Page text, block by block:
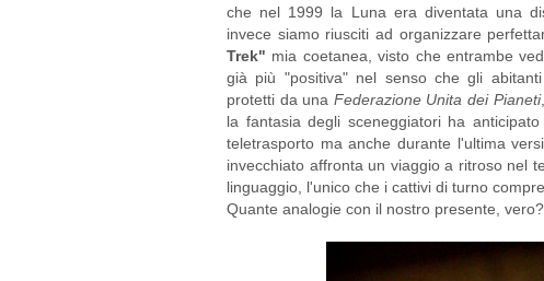
che nel 1999 la Luna era diventata una
invece siamo riusciti ad organizzare
Trek" mia coetanea, visto che entrambe
già più "positiva" nel senso che gli
protetti da una Federazione Unita dei Pianeti
la fantasia degli sceneggiatori ha
teletrasporto ma anche durante l'ultima
invecchiato affronta un viaggio a ritroso nel
linguaggio, l'unico che i cattivi di turno
Quante analogie con il nostro presente, vero?